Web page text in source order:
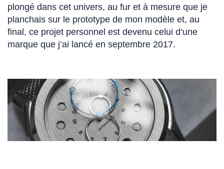
plongé dans cet univers, au fur et à mesure que je
planchais sur le prototype de mon modèle et, au
final, ce projet personnel est devenu celui d’une
marque que j’ai lancé en septembre 2017.